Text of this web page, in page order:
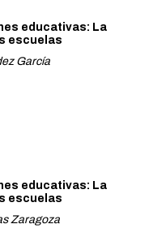
educativas: La
escuelas
García
educativas: La
escuelas
Zaragoza